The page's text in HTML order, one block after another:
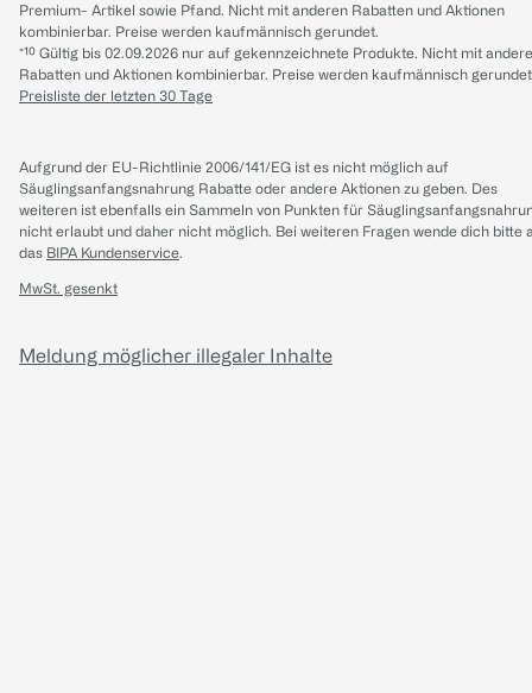
Premium- Artikel sowie Pfand. Nicht mit anderen Rabatten und Aktionen
kombinierbar. Preise werden kaufmännisch gerundet.
*¹⁰ Gültig bis 02.09.2026 nur auf gekennzeichnete Produkte. Nicht mit
Rabatten und Aktionen kombinierbar. Preise werden kaufmännisch
Preisliste der letzten 30 Tage
Aufgrund der EU-Richtlinie 2006/141/EG ist es nicht möglich auf
Säuglingsanfangsnahrung Rabatte oder andere Aktionen zu geben. Des
weiteren ist ebenfalls ein Sammeln von Punkten für
nicht erlaubt und daher nicht möglich. Bei weiteren Fragen wende dich bitte
das BIPA Kundenservice.
MwSt. gesenkt
Meldung möglicher illegaler Inhalte